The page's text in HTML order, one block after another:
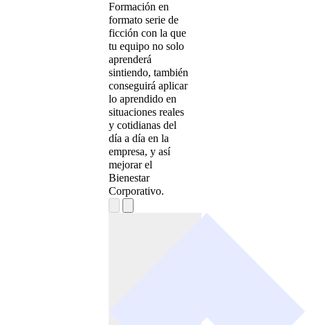
Formación en
formato serie de
ficción con la que
tu equipo no solo
aprenderá
sintiendo, también
conseguirá aplicar
lo aprendido en
situaciones reales
y cotidianas del
día a día en la
empresa, y así
mejorar el
Bienestar
Corporativo.